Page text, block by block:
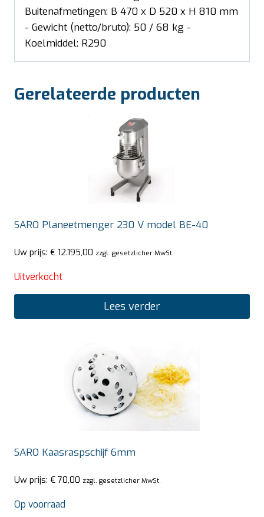
Buitenafmetingen: B 470 x D 520 x H 810 mm
- Gewicht (netto/bruto): 50 / 68 kg -
Koelmiddel: R290
Gerelateerde producten
SARO Planeetmenger 230 V model BE-40
Uw prijs: € 12.195,00 zzgl. gesetzlicher MwSt.
Uitverkocht
Lees verder
SARO Kaasraspschijf 6mm
Uw prijs: € 70,00 zzgl. gesetzlicher MwSt.
Op voorraad